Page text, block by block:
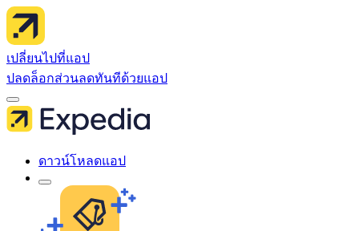
เปลี่ยนไปที่แอป
ปลดล็อกส่วนลดทันทีด้วยแอป
ดาวน์โหลดแอป